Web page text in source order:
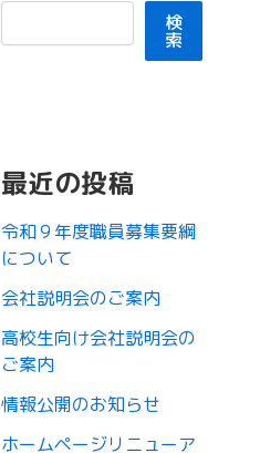
検
索
最近の投稿
令和９年度職員募集要綱
について
会社説明会のご案内
高校生向け会社説明会の
ご案内
情報公開のお知らせ
ホームページリニューア